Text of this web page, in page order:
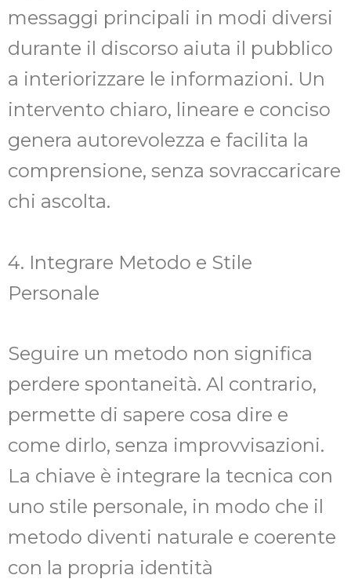
messaggi principali in modi diversi
durante il discorso aiuta il pubblico
a interiorizzare le informazioni. Un
intervento chiaro, lineare e conciso
genera autorevolezza e facilita la
comprensione, senza sovraccaricare
chi ascolta.
4. Integrare Metodo e Stile
Personale
Seguire un metodo non significa
perdere spontaneità. Al contrario,
permette di sapere cosa dire e
come dirlo, senza improvvisazioni.
La chiave è integrare la tecnica con
uno stile personale, in modo che il
metodo diventi naturale e coerente
con la propria identità